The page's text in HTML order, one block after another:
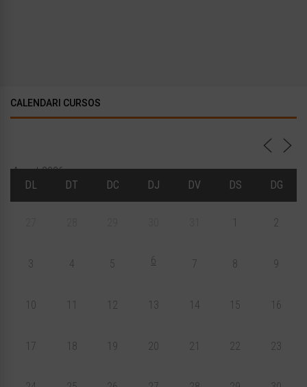
CALENDARI CURSOS
Agost 2026
DL
DT DC DJ DV DS DG
1 2
3 4 5 6 7 8 9
10 11 12 13 14 15 16
17 18 19 20 21 22 23